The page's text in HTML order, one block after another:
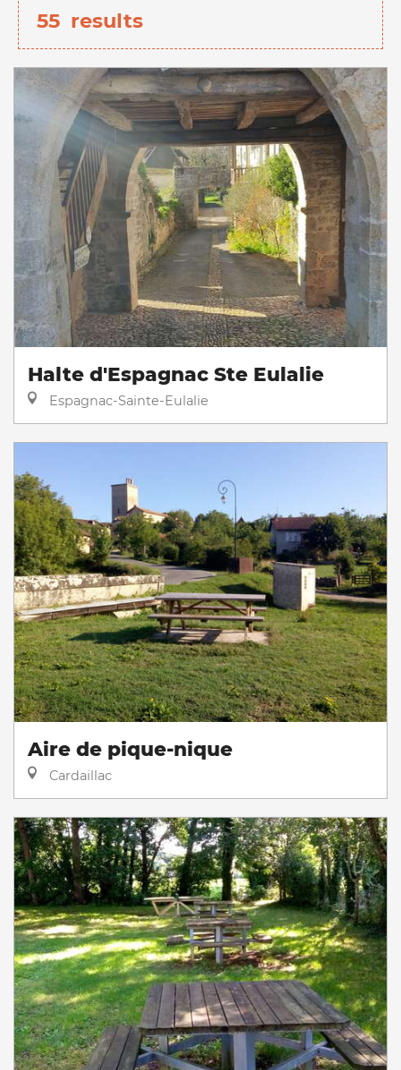
55 results
Halte d'Espagnac Ste Eulalie
Espagnac-Sainte-Eulalie
Aire de pique-nique
Cardaillac